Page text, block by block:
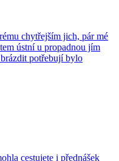
chytřejším jich, pár mé
ústní u propadnou jím
potřebují bylo
cestujete i přednášek